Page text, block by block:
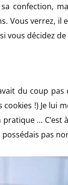
confection,
Vous verrez, il
vous décidez
du coup
!) Je lui
… C’est
pas